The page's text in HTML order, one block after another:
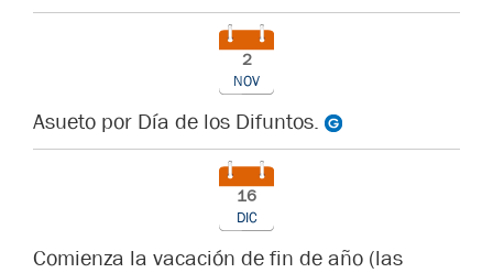
2
NOV
Asueto por Día de los Difuntos.
16
DIC
Comienza la vacación de fin de año (las